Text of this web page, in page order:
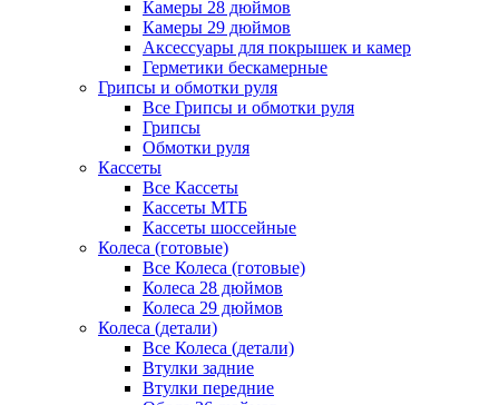
Камеры 28 дюймов
Камеры 29 дюймов
Аксессуары для покрышек и камер
Герметики бескамерные
Грипсы и обмотки руля
Все Грипсы и обмотки руля
Грипсы
Обмотки руля
Кассеты
Все Кассеты
Кассеты МТБ
Кассеты шоссейные
Колеса (готовые)
Все Колеса (готовые)
Колеса 28 дюймов
Колеса 29 дюймов
Колеса (детали)
Все Колеса (детали)
Втулки задние
Втулки передние